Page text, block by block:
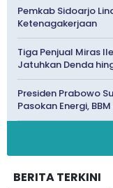
Pemkab Sidoarjo
Ketenagakerjaan
Tiga Penjual Miras
Jatuhkan Denda
Presiden Prabowo
Pasokan Energi,
BERITA TERKINI